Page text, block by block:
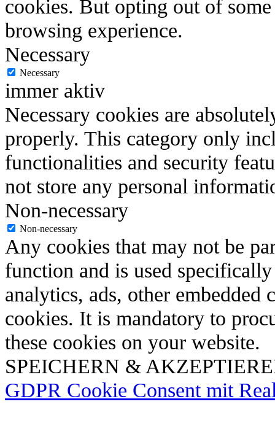
cookies. But opting out of
browsing experience.
Necessary
Necessary
immer aktiv
Necessary cookies are
properly. This category only
functionalities and security
not store any personal
Non-necessary
Non-necessary
Any cookies that may not be
function and is used
analytics, ads, other embedded
cookies. It is mandatory to
these cookies on your website.
SPEICHERN &
GDPR Cookie Consent mit